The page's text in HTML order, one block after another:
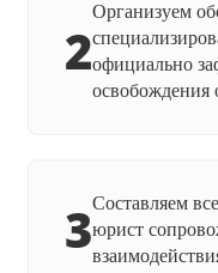
2
Организуем
официально
освобождения
3Составляем
юрист